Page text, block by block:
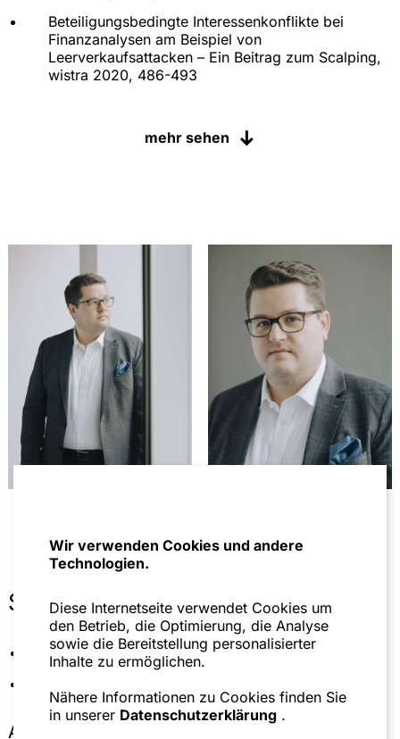
Wir verwenden Cookies und andere
Technologien.
Diese Internetseite verwendet Cookies um
den Betrieb, die Optimierung, die Analyse
sowie die Bereitstellung personalisierter
Inhalte zu ermöglichen.
Nähere Informationen zu Cookies finden Sie
in unserer Datenschutzerklärung .
Beteiligungsbedingte Interessenkonflikte bei
Finanzanalysen am Beispiel von
Leerverkaufsattacken – Ein Beitrag zum Scalping,
wistra 2020, 486-493
nach § 6 Abs. 2 RDG und damit
zusammenhängende Haftungsrisiken, JURA 2020,
Anmerkung zu BGH, Urteil vom 21.2.2019 – IX ZR
246/17, WuB 2019, 358-362 (gemeinsam mit Prof.
Dr. Georg Bitter)
How to disclose a conflict of interest under the
Market Abuse Regulation, Oxford Business Law
Blog, March 18, 2022
mehr sehen
Sonstiges
Deutsch-Indische Juristenvereinigung e.V.
Ausbildung